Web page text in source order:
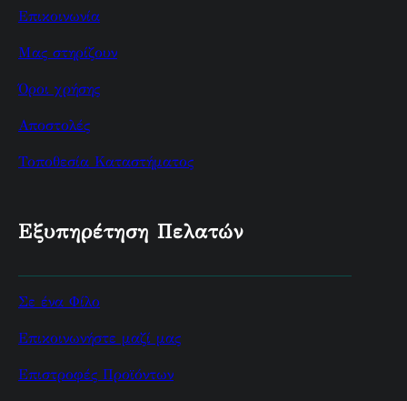
Επικοινωνία
Μας στηρίζουν
Όροι χρήσης
Αποστολές
Τοποθεσία Καταστήματος
Εξυπηρέτηση Πελατών
Σε ένα Φίλο
Επικοινωνήστε μαζί μας
Επιστροφές Προϊόντων